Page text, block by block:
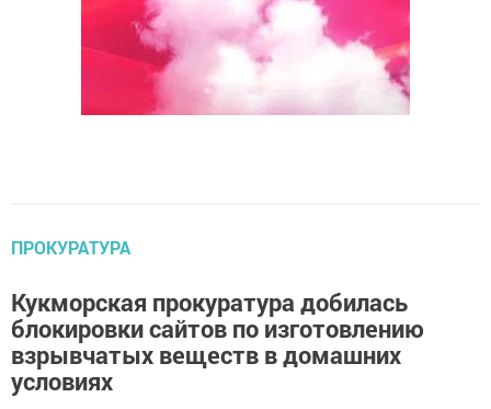
ПРОКУРАТУРА
Кукморская прокуратура добилась
блокировки сайтов по изготовлению
взрывчатых веществ в домашних
условиях